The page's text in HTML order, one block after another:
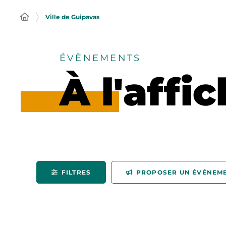
Ville de Guipavas
ÉVÈNEMENTS
À
FILTRES PROPOSER UN